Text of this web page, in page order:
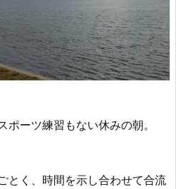
ーツ練習もない休みの朝。
とく、時間を示し合わせて合流